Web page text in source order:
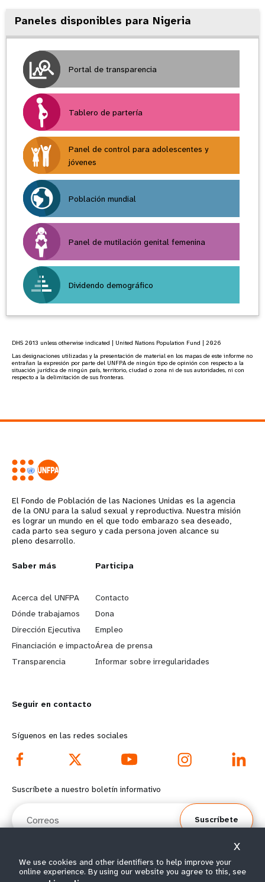
Paneles disponibles para Nigeria
Portal de transparencia
Tablero de partería
Panel de control para adolescentes y
jóvenes
Población mundial
Panel de mutilación genital femenina
Dividendo demográfico
DHS 2013 unless otherwise indicated | United Nations Population Fund | 2026
Las designaciones utilizadas y la presentación de material en los mapas de este informe no
entrañan la expresión por parte del UNFPA de ningún tipo de opinión con respecto a la
situación jurídica de ningún país, territorio, ciudad o zona ni de sus autoridades, ni con
respecto a la delimitación de sus fronteras.
El Fondo de Población de las Naciones Unidas es la agencia
de la ONU para la salud sexual y reproductiva. Nuestra misión
es lograr un mundo en el que todo embarazo sea deseado,
cada parto sea seguro y cada persona joven alcance su
pleno desarrollo.
e
a
r
n
r
f
o
t
r
Saber más
Acerca del UNFPA
Dónde trabajamos
Dirección Ejecutiva
Financiación e impacto
Transparencia
o
b
e
y
o
e
m
n
Participa
Contacto
Dona
Empleo
Área de prensa
Informar sobre irregularidades
Seguir en contacto
Síguenos en las redes sociales
Suscríbete a nuestro boletín informativo
Suscríbete
© Todos los derechos reservados 2026.
We use cookies and other identifiers to help improve your
online experience. By using our website you agree to this, see
X